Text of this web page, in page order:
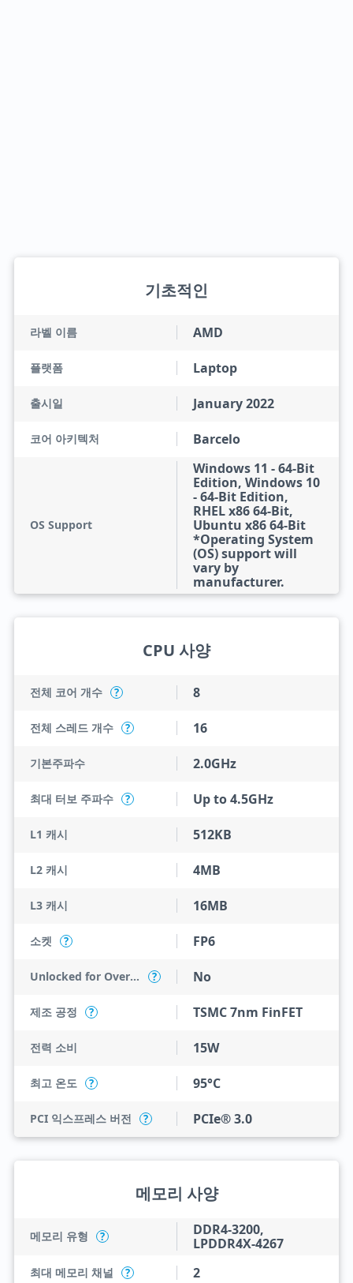
기초적인
라벨 이름 AMD
플랫폼 Laptop
출시일 January 2022
코어 아키텍처 Barcelo
OS Support
Windows 11 - 64-Bit
Edition, Windows 10
- 64-Bit Edition,
RHEL x86 64-Bit,
Ubuntu x86 64-Bit
*Operating System
(OS) support will
vary by
manufacturer.
CPU 사양
전체 코어 개수 ? 8
전체 스레드 개수 ? 16
기본주파수 2.0GHz
최대 터보 주파수 ? Up to 4.5GHz
L1 캐시 512KB
L2 캐시 4MB
L3 캐시 16MB
소켓 ? FP6
Unlocked for Overclocking ? No
제조 공정 ? TSMC 7nm FinFET
전력 소비 15W
최고 온도 ? 95°C
PCI 익스프레스 버전 ? PCIe® 3.0
메모리 사양
메모리 유형 ?
DDR4-3200,
LPDDR4X-4267
최대 메모리 채널 ? 2